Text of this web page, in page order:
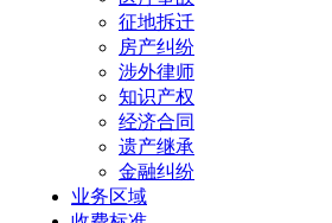
征地拆迁
房产纠纷
涉外律师
知识产权
经济合同
遗产继承
金融纠纷
业务区域